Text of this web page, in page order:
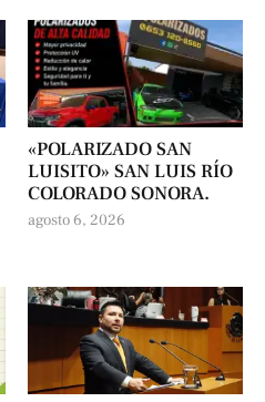
«POLARIZADO SAN
LUISITO» SAN LUIS RÍO
COLORADO SONORA.
agosto 6, 2026